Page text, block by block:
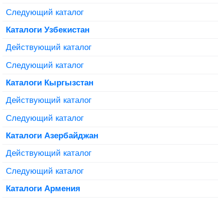
Следующий каталог
Каталоги Узбекистан
Действующий каталог
Следующий каталог
Каталоги Кыргызстан
Действующий каталог
Следующий каталог
Каталоги Азербайджан
Действующий каталог
Следующий каталог
Каталоги Армения